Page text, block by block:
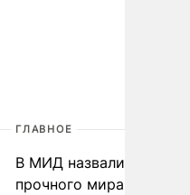
ГЛАВНОЕ
В МИД назвали условия
прочного мира на